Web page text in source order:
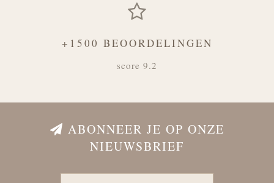
+1500 BEOORDELINGEN
score 9.2
ABONNEER JE OP ONZE
NIEUWSBRIEF